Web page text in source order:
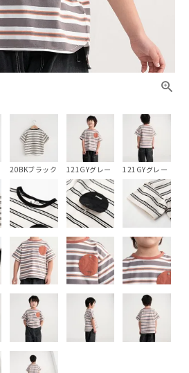
20BKブラック 121GYグレー 121GYグレー